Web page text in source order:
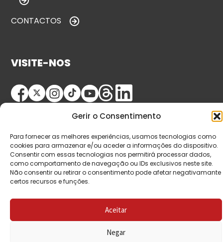
Gerir o Consentimento
Para fornecer as melhores experiências, usamos tecnologias como
cookies para armazenar e/ou aceder a informações do dispositivo.
Consentir com essas tecnologias nos permitirá processar dados,
como comportamento de navegação ou IDs exclusivos neste site.
Não consentir ou retirar o consentimento pode afetar negativamante
certos recursos e funções.
Aceitar
Negar
CONTACTOS
VISITE-NOS
© Copyright 2026 Saída de Emergência. Todos os
direitos reservados.